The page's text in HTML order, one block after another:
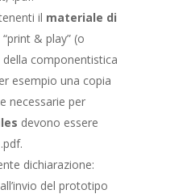
il materiale di
& play” (o
componentistica
esempio una copia
necessarie per
devono essere
dichiarazione:
del prototipo